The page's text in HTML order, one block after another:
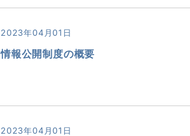
2023年04月01日
情報公開制度の概要
2023年04月01日